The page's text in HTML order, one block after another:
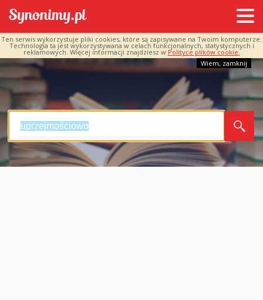
Ten serwis wykorzystuje pliki cookies, które są zapisywane na Twoim komputerze.
Technologia ta jest wykorzystywana w celach funkcjonalnych, statystycznych i
reklamowych. Więcej informacji znajdziesz w Polityce plików cookie.
Wiem, zamknij